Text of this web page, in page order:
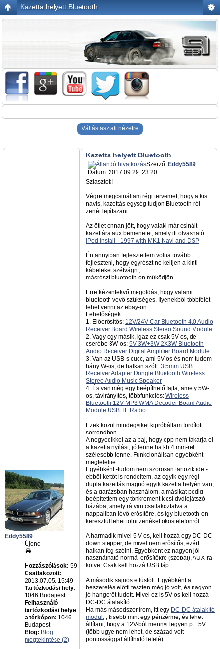
Kazetta helyett Bluetooth
Váltás asztali nézetre
Eddy5589
Újonc
Hozzászólások: 59
Csatlakozott:
2013.07.05. 15:49
Tartózkodási hely:
1046 Budapest
Felhasználó
tartózkodási helye
a térképen: 1046
Budapest
Blog: Blog
megtekintése (2)
Kazetta helyett Bluetooth
Szerző: Eddy5589
Dátum: 2017.09.29. 23:20
Sziasztok!
Végre megcsináltam régi tervemet, hogy a kis
navis, kazettás egység tudjon Bluetooth-ról
zenét lejátszani.
Az ötlet onnan jött, hogy valaki már csinált
kazettára aux bemenetet, amely itt olvasható.
iPod install - 1997 with MK1 Navi and DSP
Én annyiban fejlesztettem volna tovább
fejleszteni, hogy egyrészt ne kelljen a kinti
kábeleket szétvágni,
másrészt bluetooth-on működjön.
Erre kézenfekvő megoldás, hogy valami
bluetooth vevő szükséges. Ilyenekből többfélét
lehet venni az ebay-on.
Lehetőségek:
1. Előerősítős: 12V/24V Car Bluetooth 4.0 Audio
Receiver Board Wireless Stereo Sound Module
2. Vagy egy másik, igaz ez csak 5V-os, de
cserébe 3W-os: 5V 3W+3W 2X3W Bluetooth
Audio Receiver Digital Amplifier Board Module
3. Van az USB-s cucc, ami 5V-os és nem tudom
hány W-os, de halkan szólt: 3.5mm USB
Receiver Adapter Dongle Bluetooth Wireless
Stereo Audio Music Speaker
4. És van még egy beépíthető fajta, amely 5W-
os, távirányítós, többfunkciós: Wireless
Bluetooth 12V MP3 WMA Decoder Board Audio
Module USB TF Radio
Ezek közül mindegyiket kipróbáltam fordított
sorrendben.
A negyedikkel az a baj, hogy épp nem takarja el
a kazetta nyílást, jó lenne ha kb 4 mm-rel
szélesebb lenne. Funkcionálisan egyébként
megfelelne.
Egyébként -tudom nem szorosan tartozik ide -
ebből kettőt is rendeltem, az egyik egy régi
dupla kazettás magnó egyik kazetta helyén van,
és a garázsban használom, a másikat pedig
beépítettem egy tönkrement kicsi dvdlejátszó
házába, amely rá van csatlakoztatva a
nappaliban lévő erősítőre, és így bluetooth-on
keresztül lehet tolni zenéket okostelefonról.
A harmadik mivel 5 V-os, kell hozzá egy DC-DC
down stepper, de mivel nem erősítős, ezért
halkan fog szólni. Egyébként ez nagyon jól
használható normál erősítőkre (szobai), AUX-ra
kötve. Csak kell hozzá USB táp.
A második sajnos elfüstölt. Egyébként a
beszerelés előtti teszten még jó volt, és nagyon
jó hangerőt tudott. Mivel ez is 5V-os kell hozzá
DC-DC átalakító.
Ha más másodszor írom, itt egy DC-DC átalakító
modul. , kisebb mint egy pénzérme, és lehet
állítani, hogy a 12V-ból mennyi legyen pl.: 5V.
(több ugye nem lehet, de század volt
pontossággal állítható lefelé)